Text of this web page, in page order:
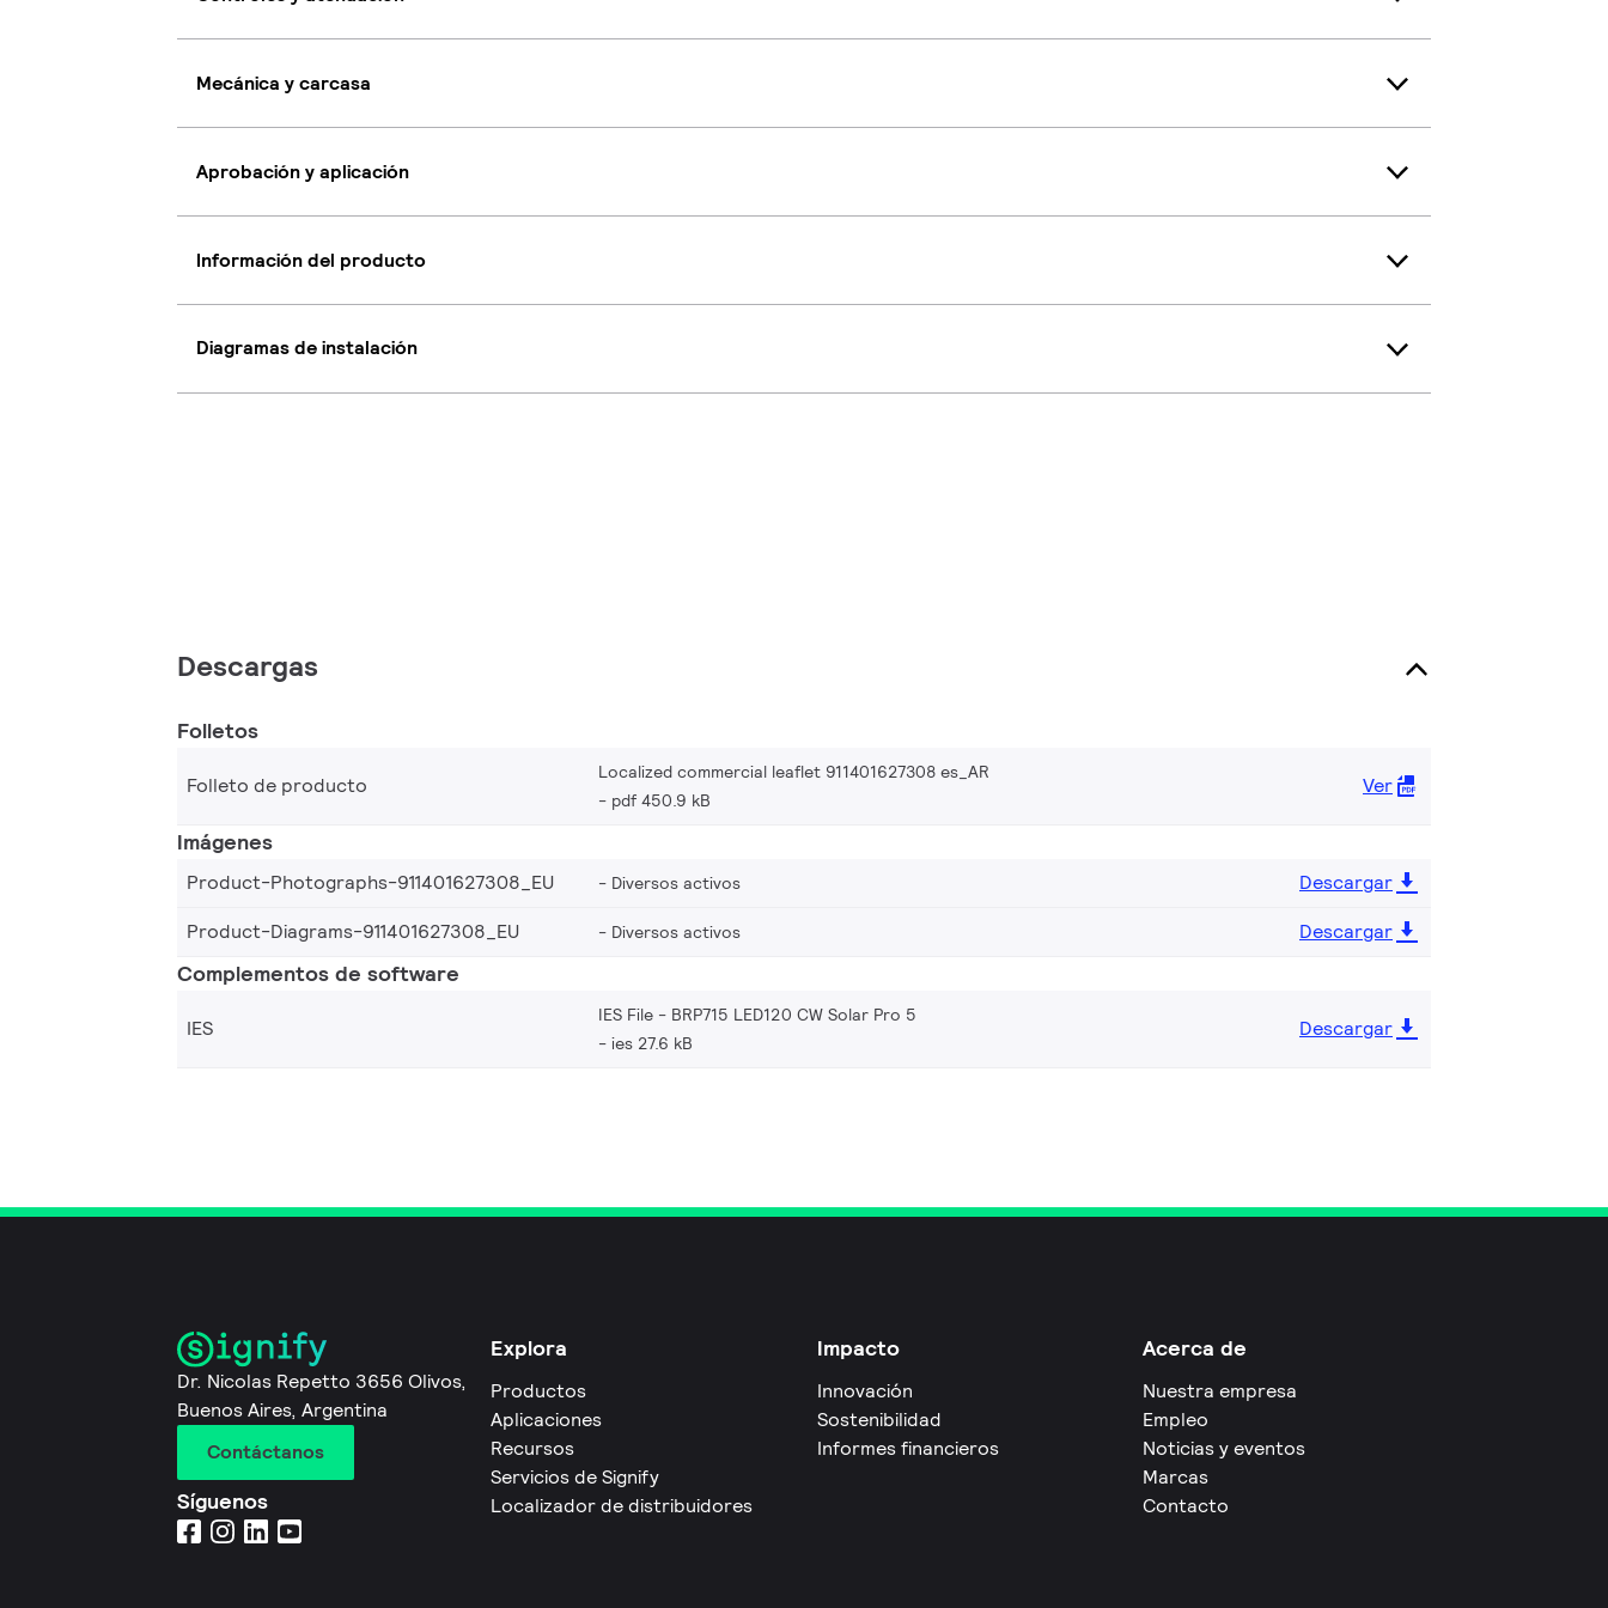
Mecánica y carcasa
Aprobación y aplicación
Información del producto
Diagramas de instalación
Descargas
Folletos
Folleto de producto
Localized commercial leaflet 911401627308 es_AR
pdf 450.9 kB
Ver
Imágenes
Product-Photographs-911401627308_EU Diversos activos
Descargar
Product-Diagrams-911401627308_EU
Diversos activos Descargar
Complementos de software
IES
IES File - BRP715 LED120 CW Solar Pro 5
ies 27.6 kB
Descargar
Dr. Nicolas Repetto 3656 Olivos,
Buenos Aires, Argentina
Contáctanos
Síguenos
Explora
Productos
Aplicaciones
Recursos
Servicios de Signify
Localizador de distribuidores
Impacto
Innovación
Sostenibilidad
Informes financieros
Acerca de
Nuestra empresa
Empleo
Noticias y eventos
Marcas
Contacto